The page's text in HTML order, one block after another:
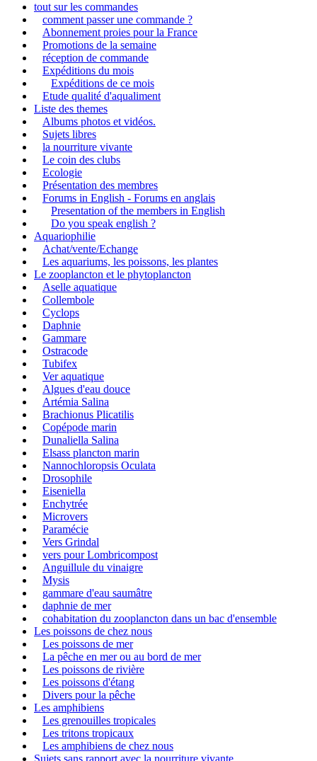
tout sur les commandes
comment passer une commande ?
Abonnement proies pour la France
Promotions de la semaine
réception de commande
Expéditions du mois
Expéditions de ce mois
Etude qualité d'aqualiment
Liste des themes
Albums photos et vidéos.
Sujets libres
la nourriture vivante
Le coin des clubs
Ecologie
Présentation des membres
Forums in English - Forums en anglais
Presentation of the members in English
Do you speak english ?
Aquariophilie
Achat/vente/Echange
Les aquariums, les poissons, les plantes
Le zooplancton et le phytoplancton
Aselle aquatique
Collembole
Cyclops
Daphnie
Gammare
Ostracode
Tubifex
Ver aquatique
Algues d'eau douce
Artémia Salina
Brachionus Plicatilis
Copépode marin
Dunaliella Salina
Elsass plancton marin
Nannochloropsis Oculata
Drosophile
Eiseniella
Enchytrée
Microvers
Paramécie
Vers Grindal
vers pour Lombricompost
Anguillule du vinaigre
Mysis
gammare d'eau saumâtre
daphnie de mer
cohabitation du zooplancton dans un bac d'ensemble
Les poissons de chez nous
Les poissons de mer
La pêche en mer ou au bord de mer
Les poissons de rivière
Les poissons d'étang
Divers pour la pêche
Les amphibiens
Les grenouilles tropicales
Les tritons tropicaux
Les amphibiens de chez nous
Sujets sans rapport avec la nourriture vivante